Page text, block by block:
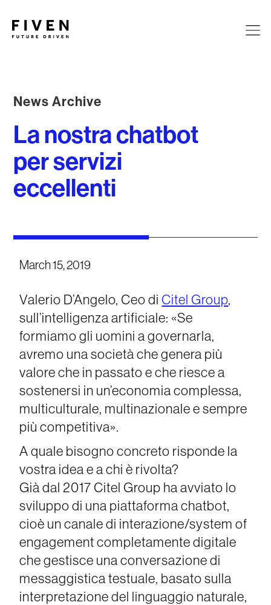
News Archive
La nostra chatbot
per servizi
eccellenti
March 15, 2019
Valerio D’Angelo, Ceo diCitel Group,
sull’intelligenza artificiale: «Se
formiamo gli uomini a governarla,
avremo una società che genera più
valore che in passato e che riesce a
sostenersi in un’economia complessa,
multiculturale, multinazionale e sempre
più competitiva».
A quale bisogno concreto risponde la
vostra idea e a chi è rivolta?
Già dal 2017 Citel Group ha avviato lo
sviluppo di una piattaforma chatbot,
cioè un canale di interazione/system of
engagement completamente digitale
che gestisce una conversazione di
messaggistica testuale, basato sulla
interpretazione del linguaggio naturale,